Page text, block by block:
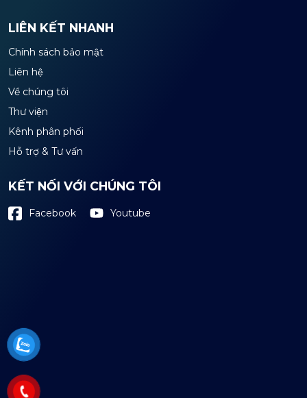
LIÊN KẾT NHANH
Chính sách bảo mật
Liên hệ
Về chúng tôi
Thư viện
Kênh phân phối
Hỗ trợ & Tư vấn
KẾT NỐI VỚI CHÚNG TÔI
Facebook Youtube